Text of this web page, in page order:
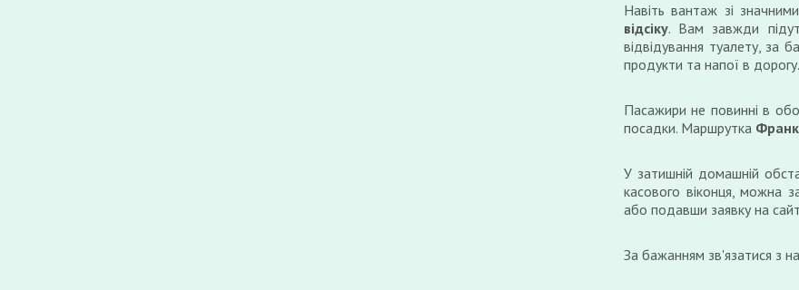
Навіть вантаж зі
відсіку. Вам завжди
відвідування туалету, за
продукти та напої в дорогу.
Пасажири не повинні в
посадки. Маршрутка
У затишній домашній
касового віконця, можна
або подавши заявку на
За бажанням зв'язатися з